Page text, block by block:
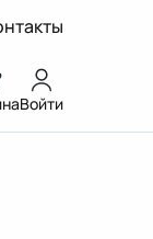
Войти